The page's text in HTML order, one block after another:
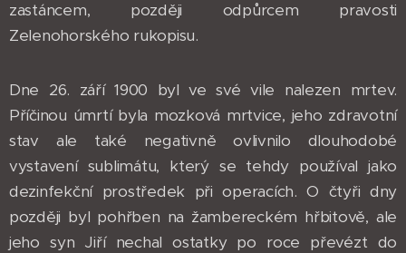
zastáncem, později odpůrcem pravosti
Zelenohorského rukopisu.
Dne 26. září 1900 byl ve své vile nalezen mrtev.
Příčinou úmrtí byla mozková mrtvice, jeho zdravotní
stav ale také negativně ovlivnilo dlouhodobé
vystavení sublimátu, který se tehdy používal jako
dezinfekční prostředek při operacích. O čtyři dny
později byl pohřben na žambereckém hřbitově, ale
jeho syn Jiří nechal ostatky po roce převézt do